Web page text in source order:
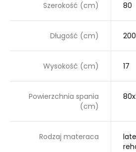
Szerokość (cm) 80
Długość (cm) 200
Wysokość (cm) 17
Powierzchnia spania
(cm)
Rodzaj materaca